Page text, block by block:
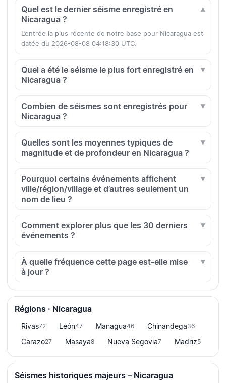
Quel est le dernier séisme enregistré en
Nicaragua ?
L’entrée la plus récente de notre base pour Nicaragua est
datée du 2026-08-08 04:18:30 UTC.
Quel a été le séisme le plus fort enregistré en
Nicaragua ?
Combien de séismes sont enregistrés pour
Nicaragua ?
Quelles sont les moyennes typiques de
magnitude et de profondeur en Nicaragua ?
Pourquoi certains événements affichent
ville/région/village et d’autres seulement un
nom de lieu ?
Comment explorer plus que les 30 derniers
événements ?
À quelle fréquence cette page est-elle mise
à jour ?
Régions · Nicaragua
Rivas72 León47 Managua46 Chinandega36
Carazo27 Masaya8 Nueva Segovia7 Madriz5
Séismes historiques majeurs – Nicaragua